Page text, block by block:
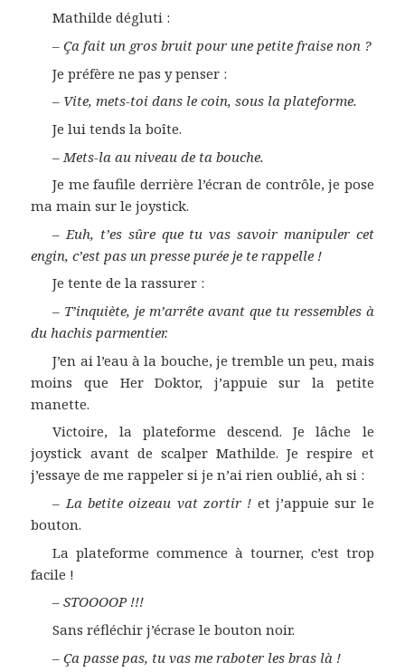
Mathilde dégluti :
–Ça fait un gros bruit pour une petite fraise non ?
Je préfère ne pas y penser :
– Vite, mets-toi dans le coin, sous la plateforme.
Je lui tends la boîte.
– Mets-la au niveau de ta bouche.
Je me faufile derrière l’écran de contrôle, je pose
ma main sur le joystick.
– Euh, t’es sûre que tu vas savoir manipuler cet
engin, c’est pas un presse purée je te rappelle !
Je tente de la rassurer :
– T’inquiète, je m’arrête avant que tu ressembles à
du hachis parmentier.
J’en ai l’eau à la bouche, je tremble un peu, mais
moins que Her Doktor, j’appuie sur la petite
manette.
Victoire, la plateforme descend. Je lâche le
joystick avant de scalper Mathilde. Je respire et
j’essaye de me rappeler si je n’ai rien oublié, ah si :
–La betite oizeau vat zortir ! et j’appuie sur le
bouton.
La plateforme commence à tourner, c’est trop
facile !
–STOOOOP !!!
Sans réfléchir j’écrase le bouton noir.
–Ça passe pas, tu vas me raboter les bras là !